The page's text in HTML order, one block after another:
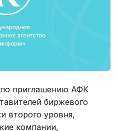
приглашению АФК
биржевого
второго уровня,
компании,